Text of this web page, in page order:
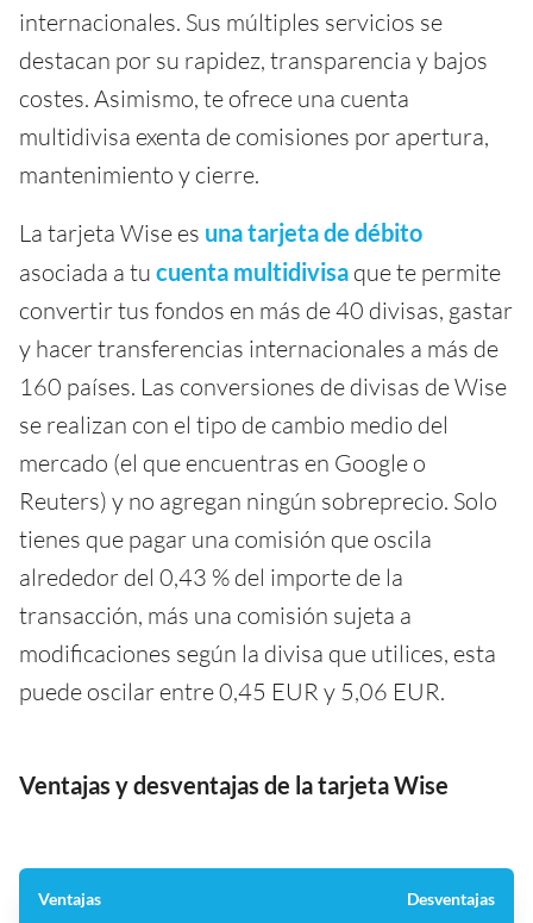
internacionales. Sus múltiples servicios se
destacan por su rapidez, transparencia y bajos
costes. Asimismo, te ofrece una cuenta
multidivisa exenta de comisiones por apertura,
mantenimiento y cierre.
La tarjeta Wise es una tarjeta de débito
asociada a tu cuenta multidivisa que te permite
convertir tus fondos en más de 40 divisas, gastar
y hacer transferencias internacionales a más de
160 países. Las conversiones de divisas de Wise
se realizan con el tipo de cambio medio del
mercado (el que encuentras en Google o
Reuters) y no agregan ningún sobreprecio. Solo
tienes que pagar una comisión que oscila
alrededor del 0,43 % del importe de la
transacción, más una comisión sujeta a
modificaciones según la divisa que utilices, esta
puede oscilar entre 0,45 EUR y 5,06 EUR.
Ventajas y desventajas de la tarjeta Wise
Ventajas Desventajas